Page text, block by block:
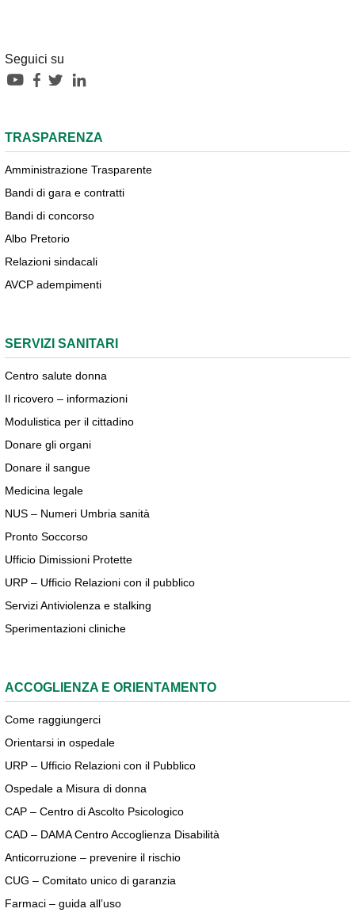
Seguici su
TRASPARENZA
Amministrazione Trasparente
Bandi di gara e contratti
Bandi di concorso
Albo Pretorio
Relazioni sindacali
AVCP adempimenti
SERVIZI SANITARI
Centro salute donna
Il ricovero – informazioni
Modulistica per il cittadino
Donare gli organi
Donare il sangue
Medicina legale
NUS – Numeri Umbria sanità
Pronto Soccorso
Ufficio Dimissioni Protette
URP – Ufficio Relazioni con il pubblico
Servizi Antiviolenza e stalking
Sperimentazioni cliniche
ACCOGLIENZA E ORIENTAMENTO
Come raggiungerci
Orientarsi in ospedale
URP – Ufficio Relazioni con il Pubblico
Ospedale a Misura di donna
CAP – Centro di Ascolto Psicologico
CAD – DAMA Centro Accoglienza Disabilità
Anticorruzione – prevenire il rischio
CUG – Comitato unico di garanzia
Farmaci – guida all’uso